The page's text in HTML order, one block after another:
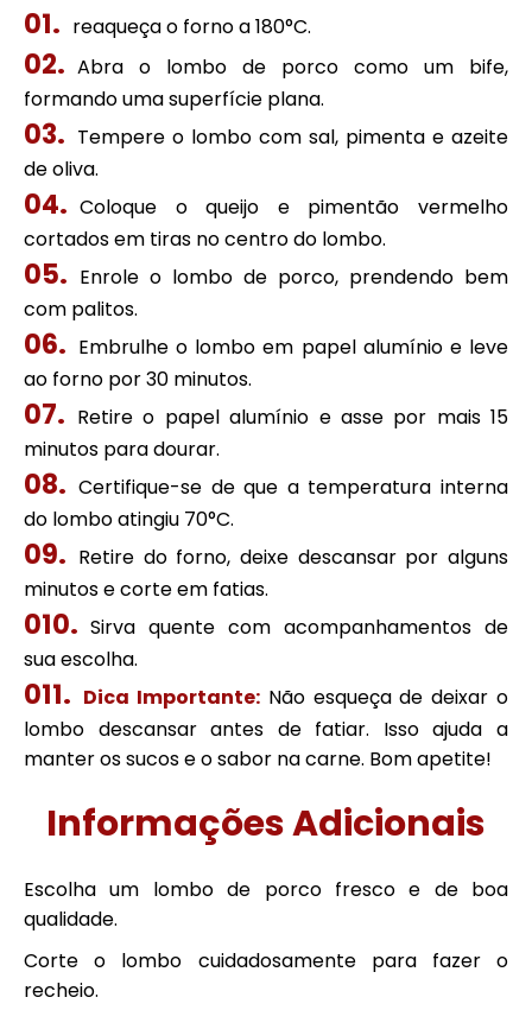
reaqueça o forno a 180°C.
Abra o lombo de porco como um bife,
formando uma superfície plana.
Tempere o lombo com sal, pimenta e azeite
de oliva.
Coloque o queijo e pimentão vermelho
cortados em tiras no centro do lombo.
Enrole o lombo de porco, prendendo bem
com palitos.
Embrulhe o lombo em papel alumínio e leve
ao forno por 30 minutos.
Retire o papel alumínio e asse por mais 15
minutos para dourar.
Certifique-se de que a temperatura interna
do lombo atingiu 70°C.
Retire do forno, deixe descansar por alguns
minutos e corte em fatias.
Sirva quente com acompanhamentos de
sua escolha.
Dica Importante:Não esqueça de deixar o
lombo descansar antes de fatiar. Isso ajuda a
manter os sucos e o sabor na carne. Bom apetite!
Informações Adicionais
Escolha um lombo de porco fresco e de boa
qualidade.
Corte o lombo cuidadosamente para fazer o
recheio.